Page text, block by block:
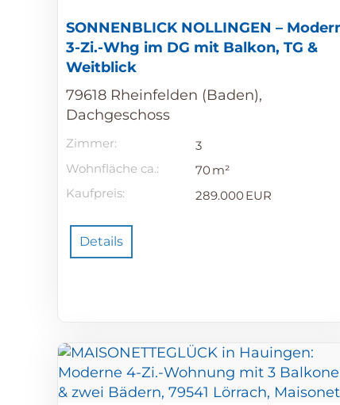
SONNENBLICK NOLLINGEN –
3-Zi.-Whg im DG mit Balkon, TG &
Weitblick
79618 Rheinfelden (Baden),
Dachgeschoss
Zimmer:
3
Wohnfläche ca.:
70 m²
Kaufpreis:
289.000 EUR
Details